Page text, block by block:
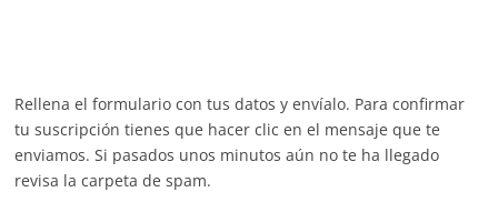
Rellena el formulario con tus datos y envíalo. Para confirmar
tu suscripción tienes que hacer clic en el mensaje que te
enviamos. Si pasados unos minutos aún no te ha llegado
revisa la carpeta de spam.